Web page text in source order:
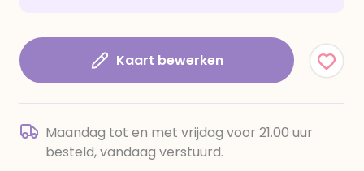
Kaart bewerken
Maandag tot en met vrijdag voor 21.00 uur
besteld, vandaag verstuurd.